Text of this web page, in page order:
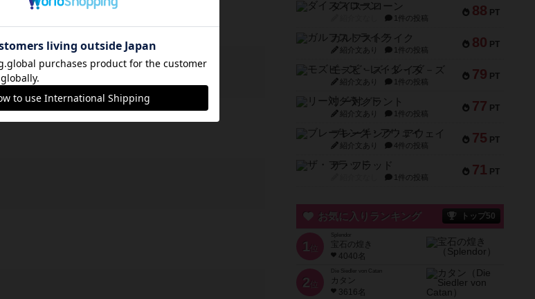
88 PT
ダイススローン
1件の投稿
80 PT
ガルフストライク
紹介文あり 1件の投稿
79 PT
モズビ－ズ・レイダ－ズ
紹介文あり 1件の投稿
77 PT
リー対グラント
紹介文あり 1件の投稿
75 PT
ブレーキング・アウェイ
紹介文あり 4件の投稿
71 PT
ザ・フラッド
1件の投稿
お気に入りランキング トップ50
1 位
宝石の煌き
4040名
2 位
Die Siedler von Catan
カタン
3616名